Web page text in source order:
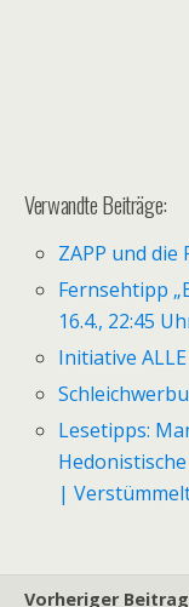
Verwandte Beiträge:
ZAPP und die
Fernsehtipp
16.4., 22:45
Initiative ALLE
Lesetipps:
|
Vorheriger Beitrag